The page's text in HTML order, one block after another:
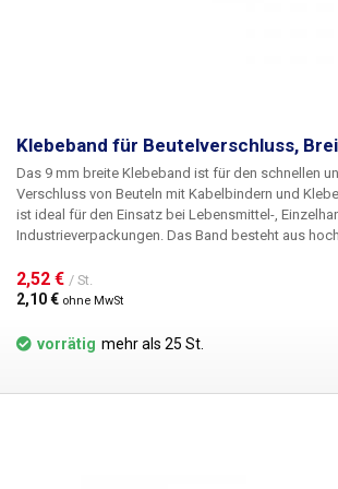
Klebeband für Beutelverschluss,
Das 9 mm breite Klebeband ist für den schnellen
Verschluss von Beuteln mit Kabelbindern und
ist ideal für den Einsatz bei Lebensmittel-,
Industrieverpackungen. Das Band besteht aus hochwertigem PVC-
Dadurch hält es fest an verschiedenen Arten von
Verpackungsmaterialien und lässt sich
Gestaltung ermöglicht eine einfache
2,52 € / St.
2,10 € ohne MwSt
vorrätig mehr als 25 St.